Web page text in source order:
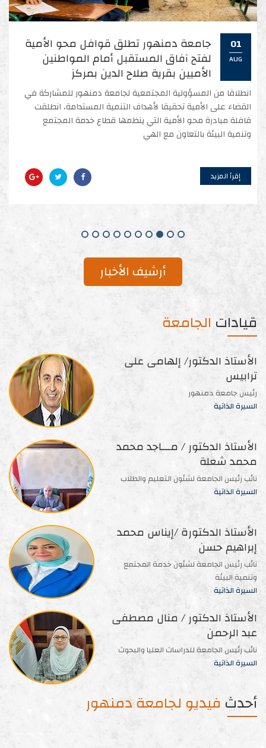
31
JUL
جامعة دمنهور تواصل تقديم خدماتها
لصناعة الأمل في قلب الريف المصري
وتطلق قافلة تنموية شاملة بقرية كري
تحت رعاية الدكتور إلهامي ترابيس، رئيس جامعة دمنهور، الدكتورة
إيناس إبراهيم، نائب رئيس الجامعة لشؤون خدمة المجتمع وتنمية
البيئة، أطلقت جامعة دمنهور قافلة تنموية شاملة "صحية، بيطرية،
زراعية، تثقيفية و ت
إقرأ المزيد
أرشيف الأخبار
قيادات الجامعة
الأستاذ الدكتور/ إلهامى على
ترابيس
رئيس جامعة دمنهور
السيرة الذاتية
الأستاذ الدكتور / مـــاجد محمد
محمد شعلة
نائب رئيس الجامعة لشئون التعليم والطلاب
السيرة الذاتية
الأستاذ الدكتورة /إيناس محمد
إبراهيم حسن
نائب رئيس الجامعة لشئون خدمة المجتمع
وتنمية البيئة
السيرة الذاتية
الأستاذ الدكتور / منال مصطفى
عبد الرحمن
نائب رئيس الجامعة للدراسات العليا والبحوث
السيرة الذاتية
أحدث فيديو لجامعة دمنهور